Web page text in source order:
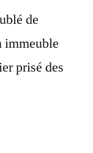
de
immeuble
prisé des